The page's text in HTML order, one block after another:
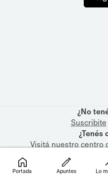
¿No
Suscribite
¿Tenés
Visitá nuestrocentro
Portada Apuntes Lo